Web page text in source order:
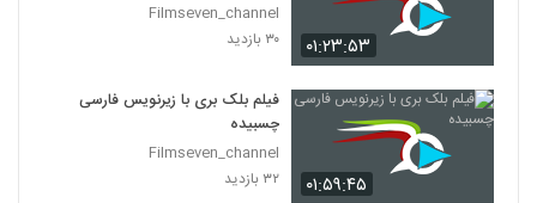
۰۱:۲۳:۵۳
Filmseven_channel
۳۰ بازدید
۰۱:۵۹:۴۵
فیلم بلک بری با زیرنویس فارسی
چسبیده
Filmseven_channel
۳۲ بازدید